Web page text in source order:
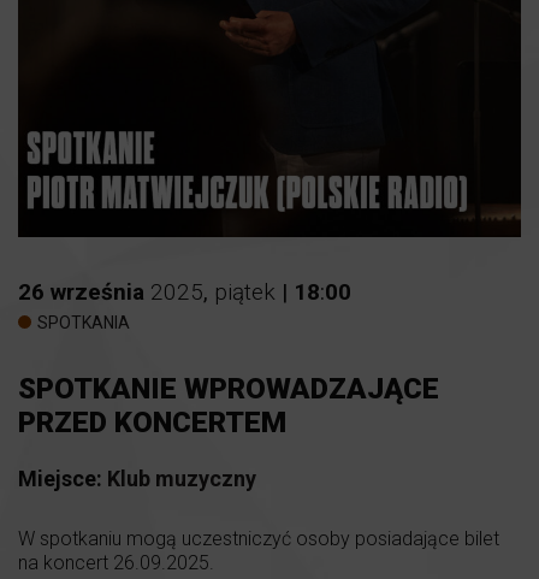
26 września 2025, piątek | 18:00
SPOTKANIA
SPOTKANIE WPROWADZAJĄCE
PRZED KONCERTEM
Miejsce: Klub muzyczny
W spotkaniu mogą uczestniczyć osoby posiadające bilet
na koncert 26.09.2025.